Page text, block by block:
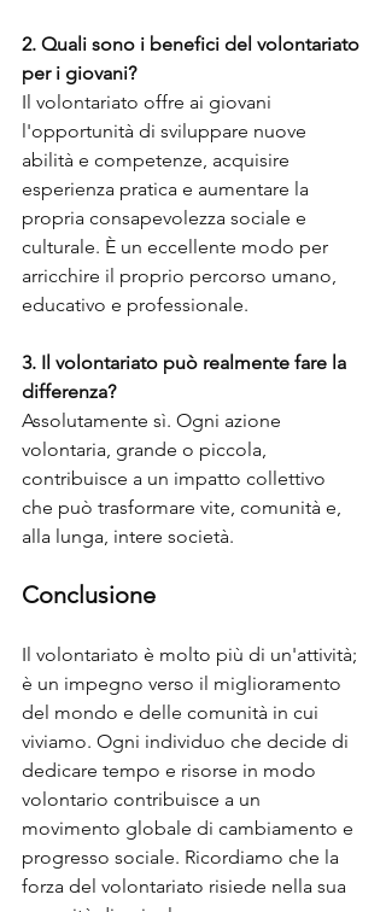
2. Quali sono i benefici del volontariato
per i giovani?
Il volontariato offre ai giovani
l'opportunità di sviluppare nuove
abilità e competenze, acquisire
esperienza pratica e aumentare la
propria consapevolezza sociale e
culturale. È un eccellente modo per
arricchire il proprio percorso umano,
educativo e professionale.
3. Il volontariato può realmente fare la
differenza?
Assolutamente sì. Ogni azione
volontaria, grande o piccola,
contribuisce a un impatto collettivo
che può trasformare vite, comunità e,
alla lunga, intere società.
Conclusione
Il volontariato è molto più di un'attività;
è un impegno verso il miglioramento
del mondo e delle comunità in cui
viviamo. Ogni individuo che decide di
dedicare tempo e risorse in modo
volontario contribuisce a un
movimento globale di cambiamento e
progresso sociale. Ricordiamo che la
forza del volontariato risiede nella sua